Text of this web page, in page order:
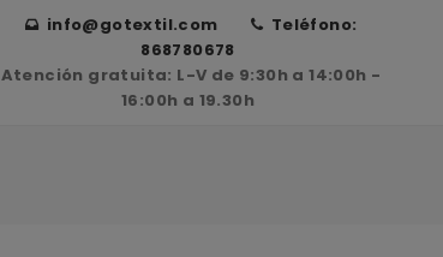
info@gotextil.com
Teléfono:
868780678
Atención gratuita: L-V de 9:30h a 14:00h -
16:00h a 19.30h